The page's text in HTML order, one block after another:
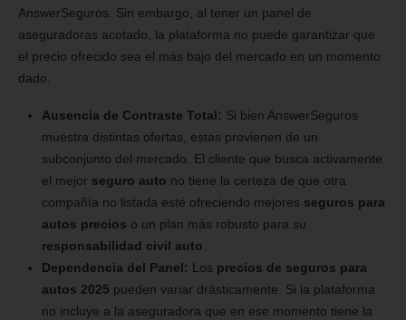
AnswerSeguros. Sin embargo, al tener un panel de
aseguradoras acotado, la plataforma no puede garantizar que
el precio ofrecido sea el más bajo del mercado en un momento
dado.
Ausencia de Contraste Total: Si bien AnswerSeguros
muestra distintas ofertas, estas provienen de un
subconjunto del mercado. El cliente que busca activamente
el mejor seguro auto no tiene la certeza de que otra
compañía no listada esté ofreciendo mejores seguros para
autos precios o un plan más robusto para su
responsabilidad civil auto
Dependencia del Panel: Los precios de seguros para
autos 2025 pueden variar drásticamente. Si la plataforma
no incluye a la aseguradora que en ese momento tiene la